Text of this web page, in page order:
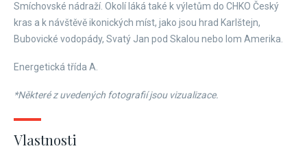
Smíchovské nádraží. Okolí láká také k výletům do CHKO Český
kras a k návštěvě ikonických míst, jako jsou hrad Karlštejn,
Bubovické vodopády, Svatý Jan pod Skalou nebo lom Amerika.
Energetická třída A.
*Některé z uvedených fotografií jsou vizualizace.
Vlastnosti